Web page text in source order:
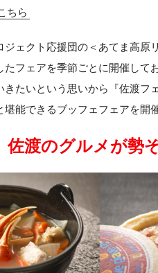
ちら
ェクト応援団の＜あてま高原
たフェアを季節ごとに開催して
たいという思いから『佐渡フ
能できるブッフェフェアを開
佐渡のグルメが勢